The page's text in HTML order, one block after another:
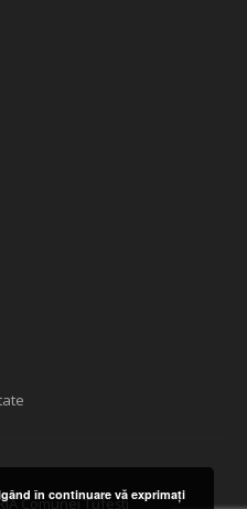
Comunei Tufești
în continuare vă exprimaţi